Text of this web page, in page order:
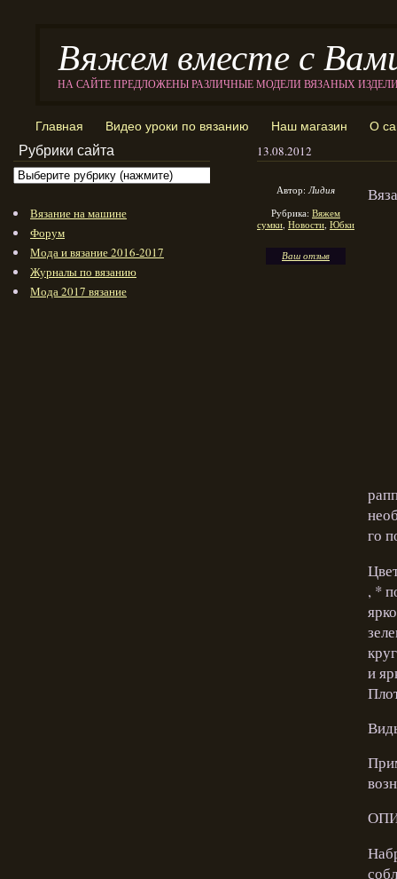
Вяжем вместе с
НА САЙТЕ ПРЕДЛОЖЕНЫ РАЗЛИЧНЫЕ МОДЕЛИ ВЯЗАНЫХ
Главная Видео уроки по вязанию Наш магазин О
13.08.2012
Автор:Лидия
Рубрика: Вяжем
сумки, Новости, Юбки
Ваш отзыв
го
, *
и
Рубрики сайта
Вязание на машине
Форум
Мода и вязание 2016-2017
Журналы по вязанию
Мода 2017 вязание